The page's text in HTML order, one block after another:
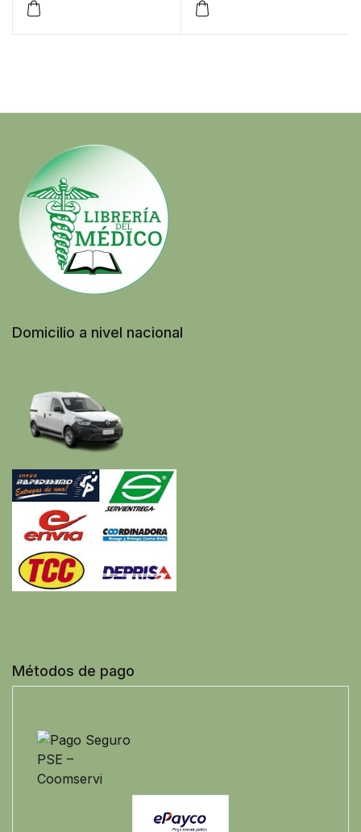
Domicilio a nivel nacional
Métodos de pago